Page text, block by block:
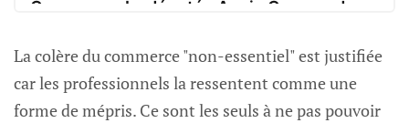
Commerce. La députée Annie Genevard
La députée en soutien aux “petits commerces”, à
Morteau.La Presse du Doubs Edouard Choulet
La colère du commerce "non-essentiel" est justifiée
car les professionnels la ressentent comme une
forme de mépris. Ce sont les seuls à ne pas pouvoir